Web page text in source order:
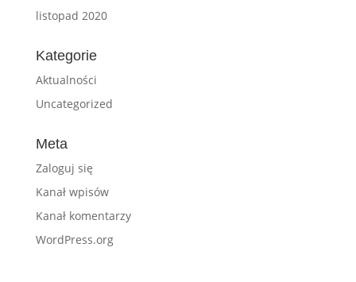
listopad 2020
Kategorie
Aktualności
Uncategorized
Meta
Zaloguj się
Kanał wpisów
Kanał komentarzy
WordPress.org